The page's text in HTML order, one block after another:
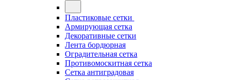
Пластиковые сетки
Армирующая сетка
Декоративные сетки
Лента бордюрная
Оградительная сетка
Противомоскитная сетка
Сетка антиградовая